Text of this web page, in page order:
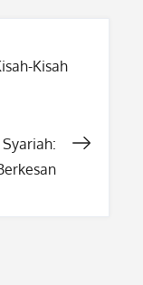
Kisah